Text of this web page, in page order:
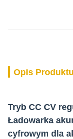
Opis Produktu
Tryb CC CV
Ładowarka
cyfrowym dla